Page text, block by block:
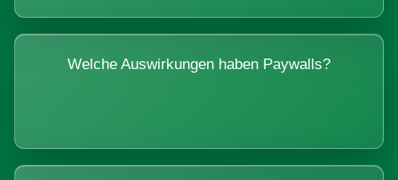
Welche Auswirkungen haben Paywalls?